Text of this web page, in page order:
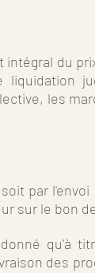
du
les
par l'envoi
sur le bon
qu'à
des